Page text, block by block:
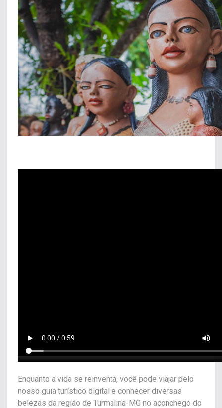
Enquanto a vida se reinventa, você pode viajar pelo
nosso guia turístico digital e conhecer diversas
belezas da região de Turmalina-MG no aconchego do